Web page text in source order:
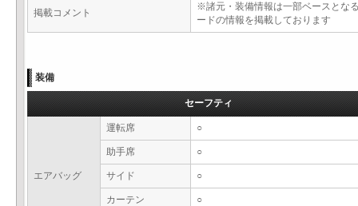
掲載コメント
※諸元・装備情報は一部ベースとな
ードの情報を掲載しております
装備
セーフティ
エアバッグ
運転席 ○
助手席 ○
サイド ○
カーテン ○